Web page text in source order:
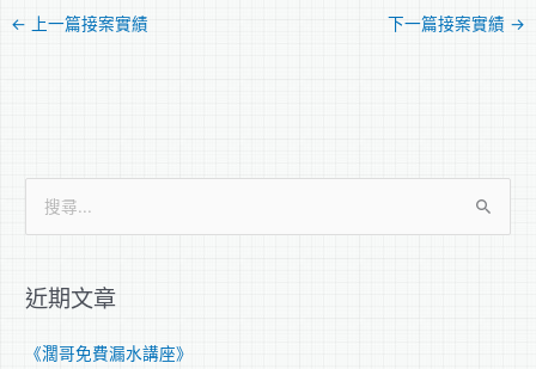
← 上一篇接案實績 下一篇接案實績 →
鍵
近期文章
《濶哥免費漏水講座》